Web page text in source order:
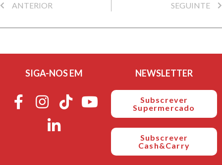
ANTERIOR SEGUINTE
SIGA-NOS EM NEWSLETTER
Subscrever
Supermercado
Subscrever
Cash&Carry